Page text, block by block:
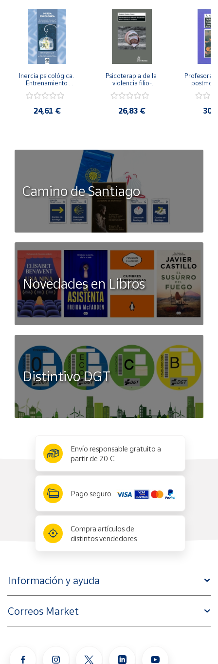
Inercia psicológica.
Entrenamiento
Igualdad de Género.
24,61 €
Psicoterapia de la
violencia filio-
secreto y la
26,83 €
Camino de Santiago
Novedades en Libros
Distintivo DGT
Envío responsable gratuito a
partir de 20 €
Pago seguro
Compra artículos de
distintos vendedores
Información y ayuda
Correos Market